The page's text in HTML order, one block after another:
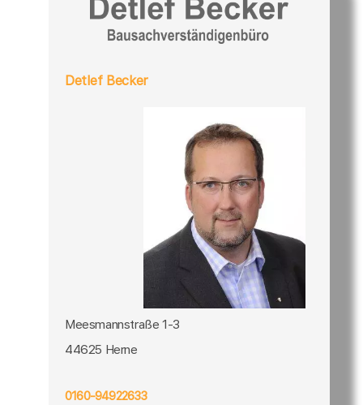
Detlef Becker
Meesmannstraße 1-3
44625 Herne
0160-94922633